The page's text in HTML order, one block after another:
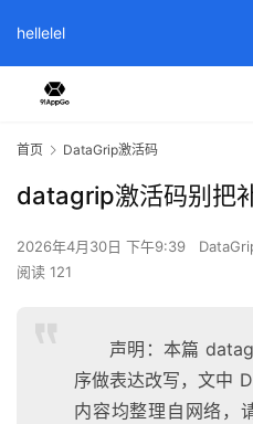
首页 DataGrip激活码
datagrip激活码别把
2026年4月30日 下午9:39
阅读 121
声明：本篇
序做表达改写，文中
内容均整理自网络，
hellelel